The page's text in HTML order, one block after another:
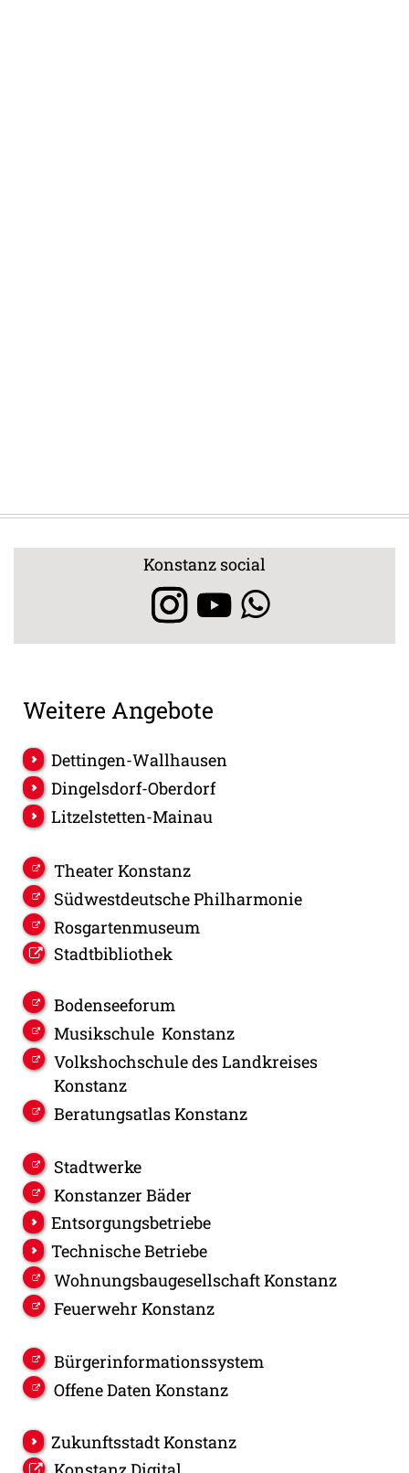
Konstanz social
Weitere Angebote
Dettingen-Wallhausen
Dingelsdorf-Oberdorf
Litzelstetten-Mainau
Theater Konstanz
Südwestdeutsche Philharmonie
Rosgartenmuseum
Stadtbibliothek
Bodenseeforum
Musikschule Konstanz
Volkshochschule des Landkreises
Konstanz
Beratungsatlas Konstanz
Stadtwerke
Konstanzer Bäder
Entsorgungsbetriebe
Technische Betriebe
Wohnungsbaugesellschaft Konstanz
Feuerwehr Konstanz
Bürgerinformationssystem
Offene Daten Konstanz
Zukunftsstadt Konstanz